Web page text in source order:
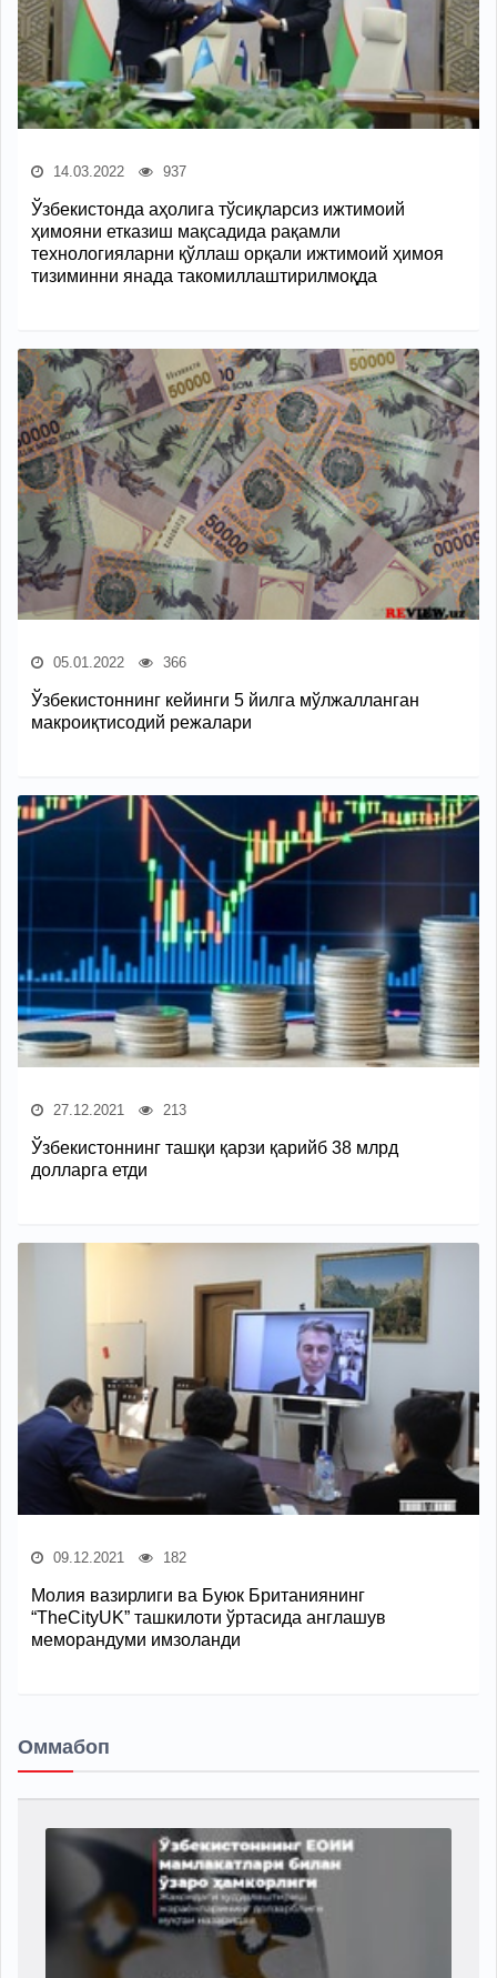
14.03.2022 937
Ўзбекистонда аҳолига тўсиқларсиз ижтимоий
ҳимояни етказиш мақсадида рақамли
технологияларни қўллаш орқали ижтимоий ҳимоя
тизиминни янада такомиллаштирилмоқда
05.01.2022 366
Ўзбекистоннинг кейинги 5 йилга мўлжалланган
макроиқтисодий режалари
27.12.2021 213
Ўзбекистоннинг ташқи қарзи қарийб 38 млрд
долларга етди
09.12.2021 182
Молия вазирлиги ва Буюк Британиянинг
“TheCityUK” ташкилоти ўртасида англашув
меморандуми имзоланди
Оммабоп